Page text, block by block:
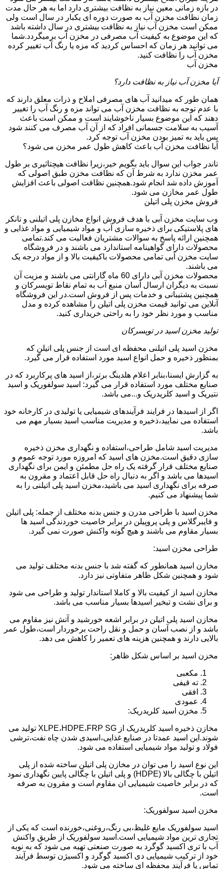
در بازه زمانی معین نیاز به نظافت بیشتری دارد اما به هر حال مدت
زمان نظافت مخزن آب به صورت دوره ای یکبار در سال است ولی
ممکن است مخزن آب نیاز به نظافت بیشتری در سال داشته باشد
که این موضوع به کیفیت آب مصرفی در مخزن آب برمیگردد.شما
می توانید هر زمان که احساس کردید که مزه یا رنگ آب تغییر کرده
مخزن آب را نظافت کنید.
مخزن آب
آیا مخزن آب نیاز به نظافت دارد؟
همان طور که میدانید آب های مصرفی املاح و ذرات معلق دارند که
با عدم توجه به نظافت مخزن آب می تواند مزه و رنگ آب را تغییر
دهند که این موضوع بسیار ناخوشایند است و ممکن است باعث
آسیب به سلامت جسمانی افراد که از آن آب مصرف می کنند شود
پس باید به تمیز بودن مخزن آب توجه کرد.
آیا نظافت مخزن آب باعث کاهش طول عمر مخزن می شود؟
تاندر جواب این سوال باید بگویم خیر،زیرا نظافت هیچتاثیری بر طول
عمر مخزن ندارد به شرط آن که نظافت مخزن طبق اصولی که
آموزش داده شد انجام شود.همچنین نظافت اصولی باعث افزایش
طول عمر مخازن می شود.
فروش مخزن پلی اتیلن
وب سایت مخزن آبی با هدف فروش انواع مخازن پلی اتیلنی و تانکر
های پلاستیکی برای ذخیره سازی آب و مواد شیمیایی و مواد غذایی و
همچنین ارائه پاسخ به سوالات مشتریان فعالیت می کند.تمامی
محصولات دارای گواهینامه استاندارد می باشند و در فروشگاه
سایت مخزن آبی تمامی محصولات باکیفیت بالا و از مواد درجه یک
می باشند.
محصولات مخزن آبی دارای 60 ماه گارانتی می باشند و مزیت آن
نسبت به دیگران ارسال آسان منبع آب به تمام نقاط تویسرکان و
همچنین پشتیبانی و خدمات پس از فروش است.در این فروشگاه
آنلاین می توانید قیمت مخزن پلی اتیلن را مشاهده کرده و مدل
مناسب و مورد نظر خود را به راحتی خریداری کنید.
تولید مخزن اسید در تویسرکان
مخزن اسید پلی اتیلنی محفظه ای است از جنس پلی اتیلن که
بمنظور ذخیره و حمل انواع اسید مورد استفاده قرار می گیرد.
به گزارش ایسنا،بنابر اعلام هلدینگ برتر،از اسید های پرکاربرد که در
صنایع مختلف مورد استفاده قرار می گیرد: اسید سولفوریک و اسید
نتیریک و اسید کلریدریک و...می باشد.
اگر از اسیدها در فرایند فرآیندهای شیمیایی یا تولیدی در کارخانه خود
استفاده می نمایید،ذخیره و مدیریت مناسب اسید بسیار مهم می
باشد.
مدیریت اسید شامل طراحی،استفاده و نگهداری مخزن ذخیره
سازی دقیق است.مخزن های اسید که امروزه مورد توجه عموم و
صنایع مختلف قرار گرفته یک راه حل مطمئن و ایمن برای نگهداری
اسیدها می باشد و اگر به دنبال راه حل قابل اعتماد و مقرون به
صرفه برای نگهداری اسید می باشید،مخزن اسید پلی اتیلنی را به
شما پیشنهاد می کنیم.
مخزن اسید با طراحی مدرن و جنس بدنه مختلف از جمله: پلی اتیلن
و فایبرگلاس و پلی پروپیلن در برابر خاصیت خوردندگی اسید ها
بسیار مقاوم می باشند و هیچ گونه واکنش صورت نمی گیرد.
طراحی مخزن اسید:
مخازن اسید همانطور که گفته شد با جنس بدنه مختلف تولید می
شود و همچنین شکل ظاهر متفاوتی نیز دارد.
مخازن اسید از کیفیت بالا و کاملا استاندار تولید و طراحی می شود
و برای نشت و تبخیر اسیدها بسیار مناسب می باشد.
مخازن اسید پلی اتیلن در برابر اشعه خورشید و آتش نیز مقاوم می
باشد و از نصب آسان و حمل و نقل راحت برخوردار است،طول عمر
بالایی دارند و همچنین هزینه های تعمیر را کاهش می دهد.
مخزن اسید بر اساس شکل ظاهر:
مکعبی
ته قیفی
افقی
عمودی
مخزن اسید کلریدریک:
مخازن ذخیره اسید کلریدریک از XLPE،HDPE،FRP SG تولید می
شوند.این اسید عمدتا در صنایع غذایی،اسیدی شدن چاه نفت،ترشی
فولاد و تولید مواد شیمیایی استفاده می شود.
این نوع اسید را می توان در مخازن پلی اتیلن ساخته شده از پلی
اتیلن با چگالی بالا (HDPE) و پلی اتیلن با چگالی پایین نگهداری نمود
که در برابر خاصیت شیمیایی ان مقاوم است و مقرون به صرفه
است.
مخزن اسید سولفوریک:
اسید سولفوریک مایع غلیظ،بی رنگ،روغنی،خورنده است که یکی از
تجاری ترین مواد شیمیایی است.اسید سولفوریک از طریق واکنش
آب با تری اکسید گوگرد به صورت صنعتی تهیه می شود که به نوبه
خود از ترکیب شیمیایی دی اکسید گوگرد و اکسیژن توسط فرآیند
تماس یا فرآیند محفظه ای ساخته می شود.